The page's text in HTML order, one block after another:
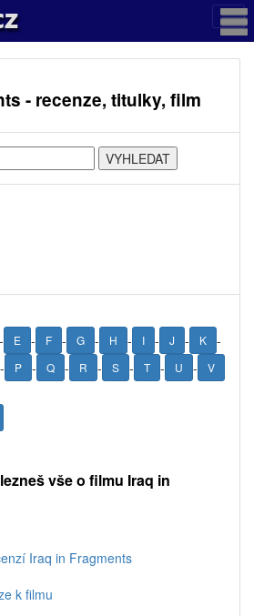
- recenze, titulky, film
- E - F - G - H - I - J - K -
- P - Q - R - S - T - U - V
vše o filmu Iraq in
Iraq in Fragments
k filmu